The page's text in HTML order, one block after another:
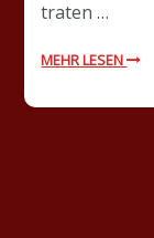
traten …
MEHR LESEN